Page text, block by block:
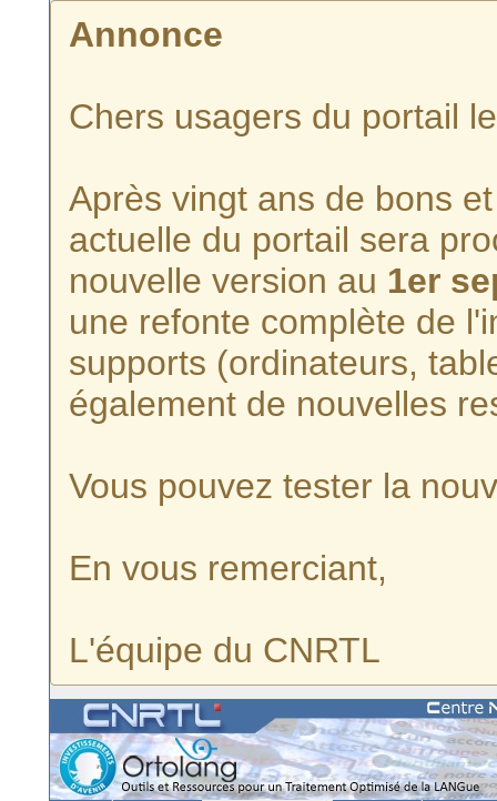
Annonce
Chers usagers du portail
Après vingt ans de bons
actuelle du portail sera
nouvelle version au 1er
une refonte complète de
supports (ordinateurs,
également de nouvelles
Vous pouvez tester la
En vous remerciant,
L'équipe du CNRTL